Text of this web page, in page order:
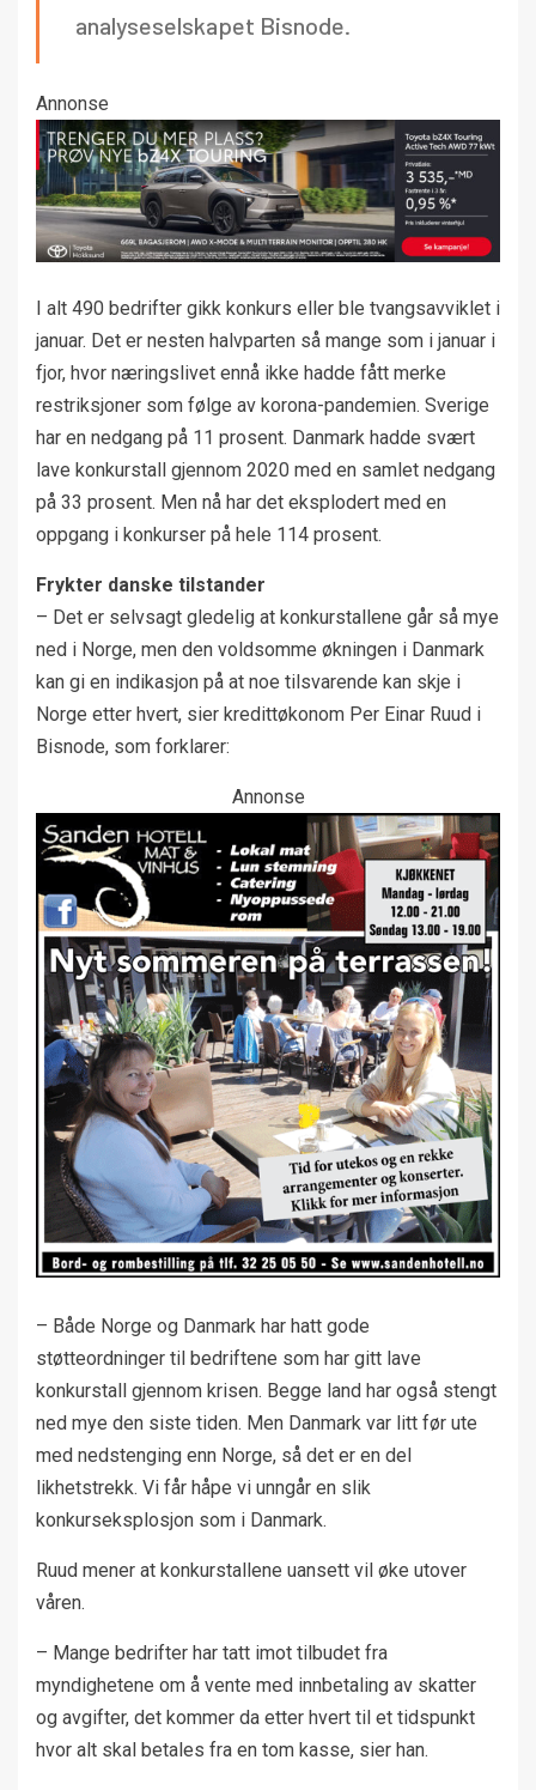
analyseselskapet Bisnode.
Annonse
I alt 490 bedrifter gikk konkurs eller ble tvangsavviklet i
januar. Det er nesten halvparten så mange som i januar i
fjor, hvor næringslivet ennå ikke hadde fått merke
restriksjoner som følge av korona-pandemien. Sverige
har en nedgang på 11 prosent. Danmark hadde svært
lave konkurstall gjennom 2020 med en samlet nedgang
på 33 prosent. Men nå har det eksplodert med en
oppgang i konkurser på hele 114 prosent.
Frykter danske tilstander
– Det er selvsagt gledelig at konkurstallene går så mye
ned i Norge, men den voldsomme økningen i Danmark
kan gi en indikasjon på at noe tilsvarende kan skje i
Norge etter hvert, sier kredittøkonom Per Einar Ruud i
Bisnode, som forklarer:
Annonse
– Både Norge og Danmark har hatt gode
støtteordninger til bedriftene som har gitt lave
konkurstall gjennom krisen. Begge land har også stengt
ned mye den siste tiden. Men Danmark var litt før ute
med nedstenging enn Norge, så det er en del
likhetstrekk. Vi får håpe vi unngår en slik
konkurseksplosjon som i Danmark.
Ruud mener at konkurstallene uansett vil øke utover
våren.
– Mange bedrifter har tatt imot tilbudet fra
myndighetene om å vente med innbetaling av skatter
og avgifter, det kommer da etter hvert til et tidspunkt
hvor alt skal betales fra en tom kasse, sier han.